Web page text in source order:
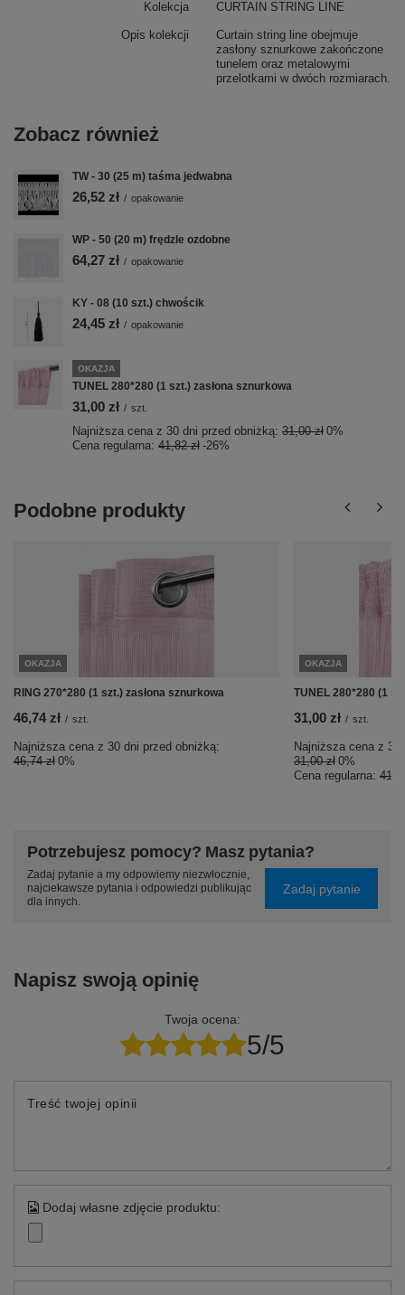
Kolekcja CURTAIN STRING LINE
Opis kolekcji
Curtain string line obejmuje
zasłony sznurkowe zakończone
tunelem oraz metalowymi
przelotkami w dwóch rozmiarach.
Zobacz również
TW - 30 (25 m) taśma jedwabna
26,52 zł / opakowanie
WP - 50 (20 m) frędzle ozdobne
64,27 zł / opakowanie
KY - 08 (10 szt.) chwościk
24,45 zł / opakowanie
OKAZJA
TUNEL 280*280 (1 szt.) zasłona sznurkowa
31,00 zł / szt.
Najniższa cena z 30 dni przed obniżką: 31,00 zł 0%
Cena regularna: 41,82 zł -26%
Podobne produkty
OKAZJA
RING 270*280 (1 szt.) zasłona sznurkowa
46,74 zł / szt.
Najniższa cena z 30 dni przed obniżką:
46,74 zł 0%
OKAZJA
TUNEL 280*280 (1
31,00 zł / szt.
Najniższa cena z
31,00 zł 0%
Cena regularna:
Potrzebujesz pomocy? Masz pytania?
Zadaj pytanie a my odpowiemy niezwłocznie,
najciekawsze pytania i odpowiedzi publikując
dla innych.
Zadaj pytanie
Napisz swoją opinię
Twoja ocena:
5/5
Treść twojej opinii
Dodaj własne zdjęcie produktu: